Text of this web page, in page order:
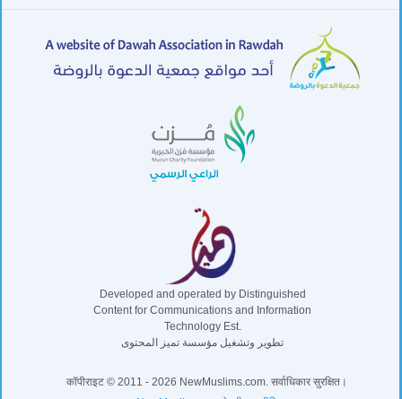
Developed and operated by Distinguished
Content for Communications and Information
Technology Est.
تطوير وتشغيل مؤسسة تميز المحتوى
कॉपीराइट © 2011 - 2026 NewMuslims.com. सर्वाधिकार सुरक्षित।